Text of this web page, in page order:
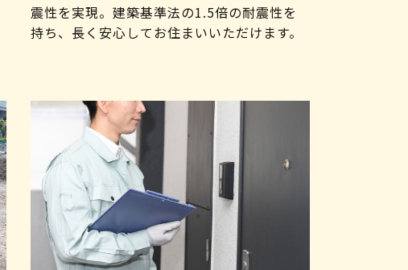
震性を実現。建築基準法の1.5倍の耐震性を
持ち、長く安心してお住まいいただけます。